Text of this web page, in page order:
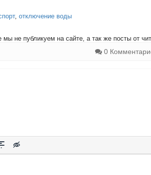
, отключение воды
мы не публикуем на сайте, а так же посты от
0